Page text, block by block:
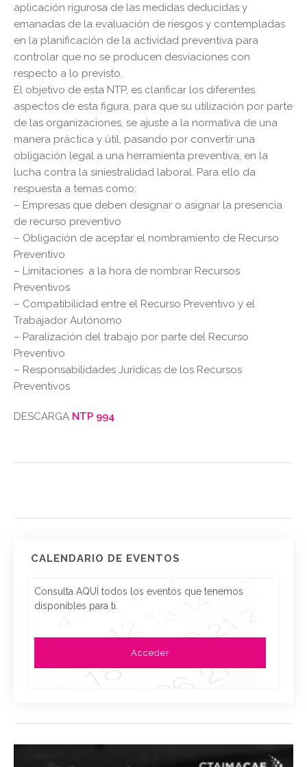
aplicación rigurosa de las medidas deducidas y
emanadas de la evaluación de riesgos y contempladas
en la planificación de la actividad preventiva para
controlar que no se producen desviaciones con
respecto a lo previsto.
El objetivo de esta NTP, es clarificar los diferentes
aspectos de esta figura, para que su utilización por parte
de las organizaciones, se ajuste a la normativa de una
manera práctica y útil, pasando por convertir una
obligación legal a una herramienta preventiva, en la
lucha contra la siniestralidad laboral. Para ello da
respuesta a temas como:
– Empresas que deben designar o asignar la presencia
de recurso preventivo
– Obligación de aceptar el nombramiento de Recurso
Preventivo
– Limitaciones a la hora de nombrar Recursos
Preventivos
– Compatibilidad entre el Recurso Preventivo y el
Trabajador Autónomo
– Paralización del trabajo por parte del Recurso
Preventivo
– Responsabilidades Jurídicas de los Recursos
Preventivos
DESCARGA NTP 994
CALENDARIO DE EVENTOS
Consulta AQUÍ todos los eventos que tenemos
disponibles para ti.
Acceder